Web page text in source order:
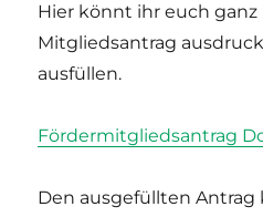
Hier könnt ihr euch
Mitgliedsantrag
ausfüllen.
Fördermitgliedsantrag
Den ausgefüllten